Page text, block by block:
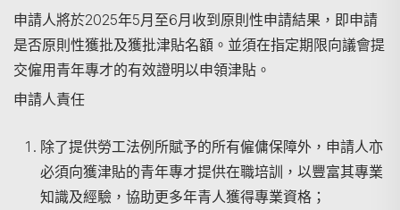
申請人將於2025年5月至6月收到原則性申請結果，即申請
是否原則性獲批及獲批津貼名額。並須在指定期限向議會提
交僱用青年專才的有效證明以申領津貼。
申請人責任
除了提供勞工法例所賦予的所有僱傭保障外，申請人亦
必須向獲津貼的青年專才提供在職培訓，以豐富其專業
知識及經驗，協助更多年青人獲得專業資格；